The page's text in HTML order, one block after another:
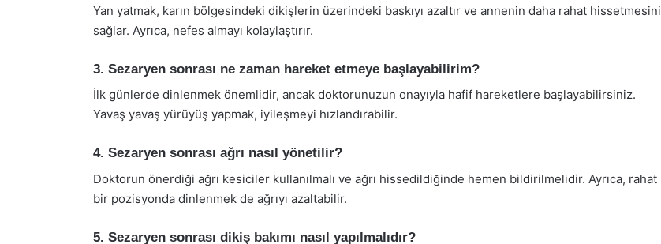
Yan yatmak, karın bölgesindeki dikişlerin üzerindeki baskıyı azaltır ve annenin daha rahat hissetmesini
sağlar. Ayrıca, nefes almayı kolaylaştırır.
3. Sezaryen sonrası ne zaman hareket etmeye başlayabilirim?
İlk günlerde dinlenmek önemlidir, ancak doktorunuzun onayıyla hafif hareketlere başlayabilirsiniz.
Yavaş yavaş yürüyüş yapmak, iyileşmeyi hızlandırabilir.
4. Sezaryen sonrası ağrı nasıl yönetilir?
Doktorun önerdiği ağrı kesiciler kullanılmalı ve ağrı hissedildiğinde hemen bildirilmelidir. Ayrıca, rahat
bir pozisyonda dinlenmek de ağrıyı azaltabilir.
5. Sezaryen sonrası dikiş bakımı nasıl yapılmalıdır?